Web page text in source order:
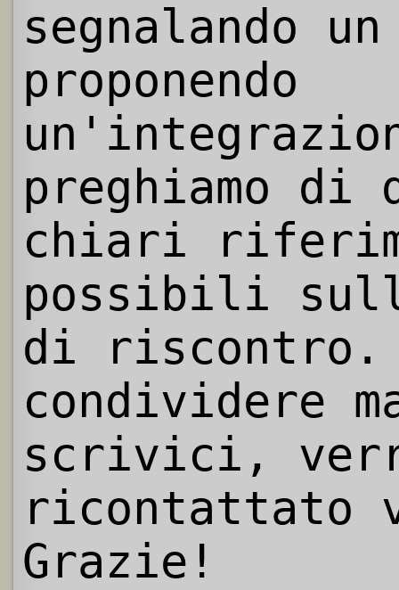
segnalando
proponendo
preghiamo
chiari
possibili
di riscontro.
condividere
scrivici,
ricontattato
Grazie!